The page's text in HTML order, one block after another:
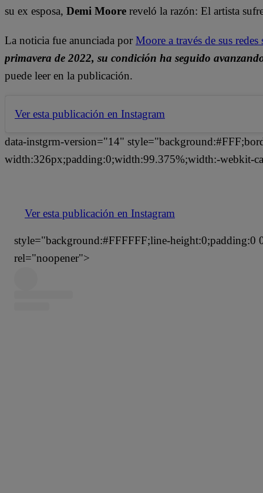
su ex esposa, Demi Moore reveló la razón: El artista
La noticia fue anunciada por Moore a través de sus redes
primavera de 2022, su condición ha seguido
puede leer en la publicación.
Ver esta publicación en Instagram
data-instgrm-version="14"
width:326px;padding:0;width:99.375%;width:-webkit-
Ver esta publicación en Instagram
style="background:#FFFFFF;line-height:0;padding:0
rel="noopener">